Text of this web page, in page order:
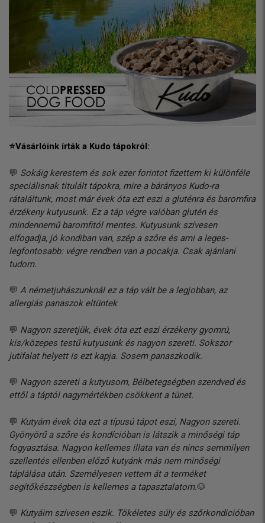
⭐Vásárlóink írták a Kudo tápokról:
💬 Sokáig kerestem és sok ezer forintot fizettem ki különféle
speciálisnak titulált tápokra, mire a bárányos Kudo-ra
rátaláltunk, most már évek óta ezt eszi a gluténra és baromfira
érzékeny kutyusunk. Ez a táp végre valóban glutén és
mindennemű baromfitól mentes. Kutyusunk szívesen
elfogadja, jó kondiban van, szép a szőre és ami a leges-
legfontosabb: végre rendben van a pocakja. Csak ajánlani
tudom.
💬 A németjuhászunknál ez a táp vált be a legjobban, az
allergiás panaszok eltüntek
💬 Nagyon szeretjük, évek óta ezt eszi érzékeny gyomrú,
kis/közepes testű kutyusunk és nagyon szereti. Sokszor
jutifalat helyett is ezt kapja. Sosem panaszkodik.
💬 Nagyon szereti a kutyusom, Bélbetegségben szendved és
ettől a táptól nagymértékben csökkent a tünet.
💬 Kutyám évek óta ezt a típusú tápot eszi, Nagyon szereti.
Gyönyörű a szőre és kondícióban is látszik a minőségi táp
fogyasztása. Nagyon kellemes illata van és nincs semmilyen
szellentés ellenben előző kutyánk más nem minőségi
táplálása után. Személyesen vettem át a terméket
segítőkészségben is kellemes a tapasztalatom.🐶
💬 Kutyáim szívesen eszik. Tökéletes súly és szőrkondicióban